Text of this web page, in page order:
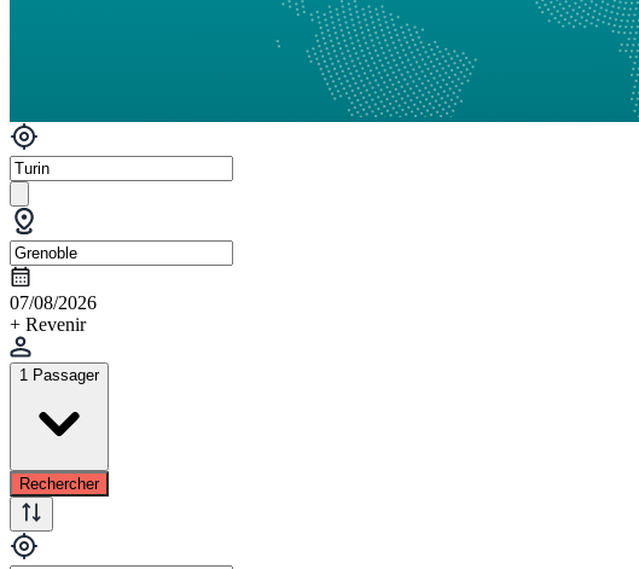
07/08/2026
+ Revenir
1 Passager
Rechercher